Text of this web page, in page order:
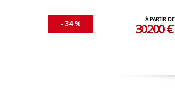
- 34 % À PARTIR DE
30200 €